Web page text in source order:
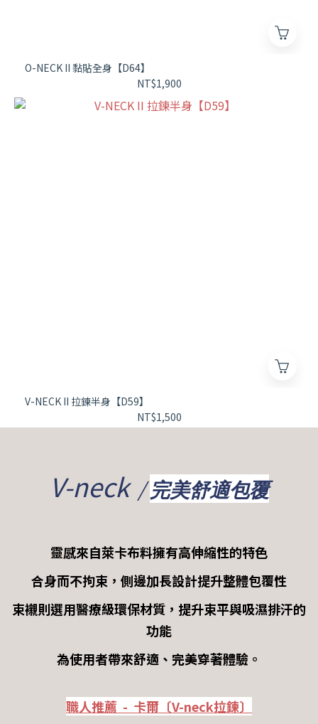
O-NECK II 黏貼全身【D64】
NT$1,900
V-NECK II 拉鍊半身【D59】
NT$1,500
V-neck/完美舒適包覆
靈感來自萊卡布料擁有高伸縮性的特色
合身而不拘束，側邊加長設計提升整體包覆性
束襯則選用醫療級環保材質，提升束平與吸濕排汗的
功能
為使用者帶來舒適、完美穿著體驗。
職人推薦 - 卡爾〔V-neck拉鍊〕